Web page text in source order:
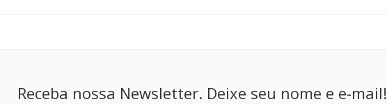
Receba nossa Newsletter. Deixe seu nome e e-mail!